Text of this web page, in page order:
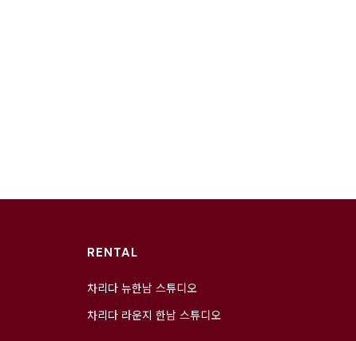
RENTAL
차리다 뉴한남 스튜디오
차리다 라운지 한남 스튜디오